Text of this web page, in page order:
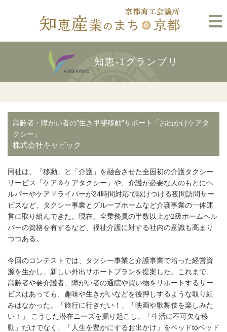
知恵-1グランプリ
高齢者・障がい者の"生き甲斐移動"サポート「お出かけケアタ
クシー」
株式会社キャビック
同社は、「移動」と「介護」を融合させた全国初の介護タクシー
サービス「ケア＆ケアタクシー」や、介護が必要な人のもとにヘ
ルパーやケアドライバーが24時間対応で駆けつける夜間訪問サー
ビスなど、タクシー事業とグループホームなど介護事業の一体運
営に取り組んできた。現在、全乗務員の半数以上が2級ホームヘル
パーの資格を有するなど、福祉介護に対する社内の意識も高まり
つつある。
今回のコンテストでは、タクシー事業と介護事業で培った経営資
源を生かし、新しい外出サポートプランを提案した。これまで、
高齢者や要介護者、障がい者の通院や買い物をサポートするサー
ビスはあっても、趣味や生きがいなどを後押しするような取り組
みはなかった。「旅行に行きたい！」「映画や歌舞伎を楽しみた
い！」 こうした潜在ニーズを掘り起こし、「生活に不可欠な移
動」だけでなく、「人生を豊かにするお出かけ」をベッドtoベッド